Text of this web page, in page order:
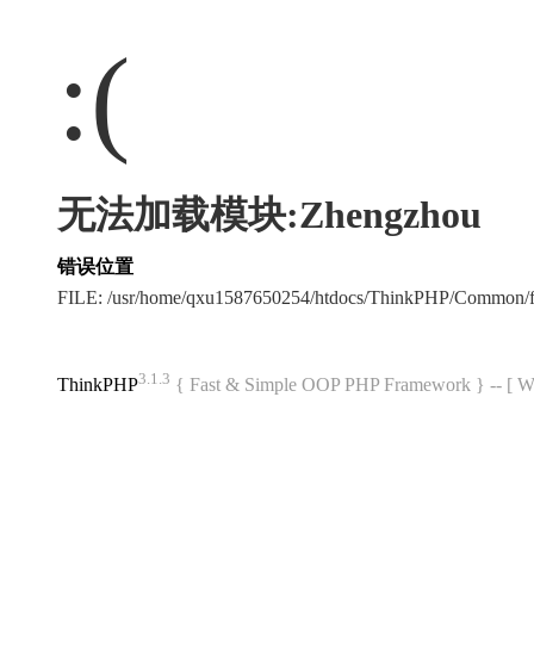
:(
无法加载模块:Zhengzhou
错误位置
FILE: /usr/home/qxu1587650254/htdocs/ThinkPHP/
ThinkPHP3.1.3 { Fast & Simple OOP PHP Framework } -- [